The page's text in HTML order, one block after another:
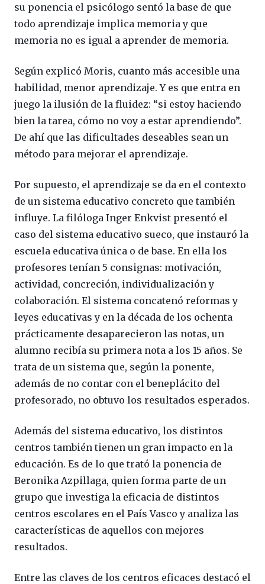
su ponencia el psicólogo sentó la base de que
todo aprendizaje implica memoria y que
memoria no es igual a aprender de memoria.
Según explicó Moris, cuanto más accesible una
habilidad, menor aprendizaje. Y es que entra en
juego la ilusión de la fluidez: “si estoy haciendo
bien la tarea, cómo no voy a estar aprendiendo”.
De ahí que las dificultades deseables sean un
método para mejorar el aprendizaje.
Por supuesto, el aprendizaje se da en el contexto
de un sistema educativo concreto que también
influye. La filóloga Inger Enkvist presentó el
caso del sistema educativo sueco, que instauró la
escuela educativa única o de base. En ella los
profesores tenían 5 consignas: motivación,
actividad, concreción, individualización y
colaboración. El sistema concatenó reformas y
leyes educativas y en la década de los ochenta
prácticamente desaparecieron las notas, un
alumno recibía su primera nota a los 15 años. Se
trata de un sistema que, según la ponente,
además de no contar con el beneplácito del
profesorado, no obtuvo los resultados esperados.
Además del sistema educativo, los distintos
centros también tienen un gran impacto en la
educación. Es de lo que trató la ponencia de
Beronika Azpillaga, quien forma parte de un
grupo que investiga la eficacia de distintos
centros escolares en el País Vasco y analiza las
características de aquellos con mejores
resultados.
Entre las claves de los centros eficaces destacó el